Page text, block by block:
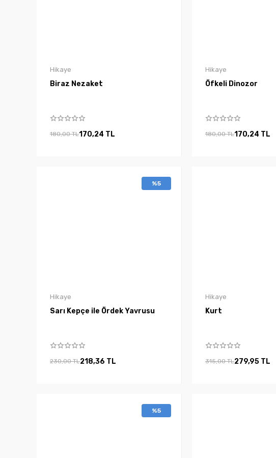
Hikaye
Biraz Nezaket
180,00 TL170,24 TL
Hikaye
Öfkeli Dinozor
180,00 TL170,24 TL
%5
Hikaye
Sarı Kepçe ile Ördek Yavrusu
230,00 TL218,36 TL
Hikaye
Kurt
315,00 TL279,95 TL
%5